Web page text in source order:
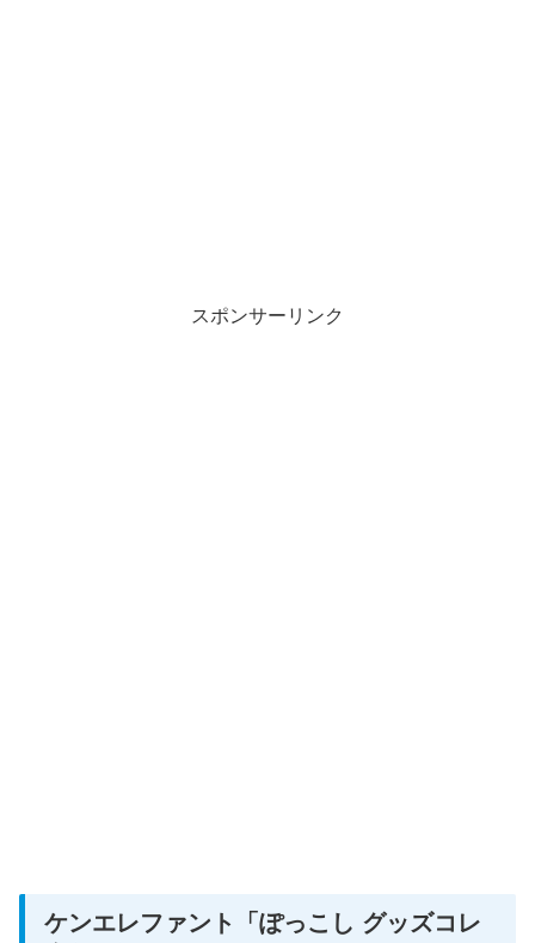
スポンサーリンク
ケンエレファント
「ぽっこし グッズコレ